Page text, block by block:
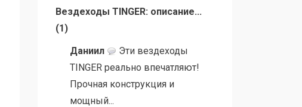
Вездеходы TINGER: описание...
(1)
Даниил
Эти вездеходы
TINGER реально впечатляют!
Прочная конструкция и
мощный...